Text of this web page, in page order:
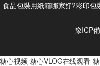
食品包裝用紙箱哪家好?彩印
豫ICP
糖心视频-糖心VLOG在线观看-